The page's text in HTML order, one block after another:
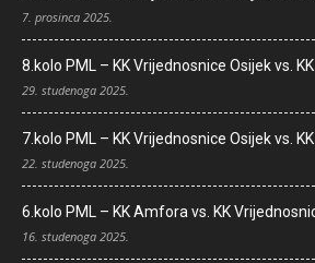
7. prosinca 2025.
8.kolo PML – KK Vrijednosnice Osijek vs.
29. studenoga 2025.
7.kolo PML – KK Vrijednosnice Osijek vs.
22. studenoga 2025.
6.kolo PML – KK Amfora vs. KK
16. studenoga 2025.